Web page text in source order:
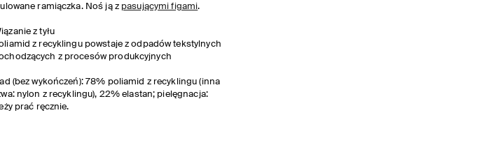
ramiączka. Noś ją z pasującymi figami.
z tyłu
z recyklingu powstaje z odpadów tekstylnych
z procesów produkcyjnych
(bez wykończeń): 78% poliamid z recyklingu (inna
nylon z recyklingu), 22% elastan; pielęgnacja:
prać ręcznie.